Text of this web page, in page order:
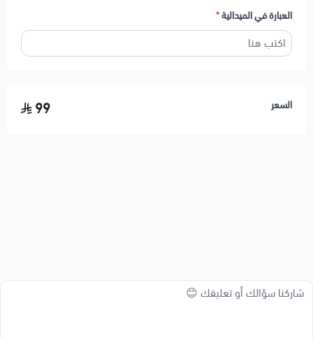
العبارة في الميدالية*
السعر 99